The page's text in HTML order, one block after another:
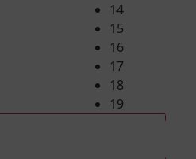
14
15
16
17
18
19